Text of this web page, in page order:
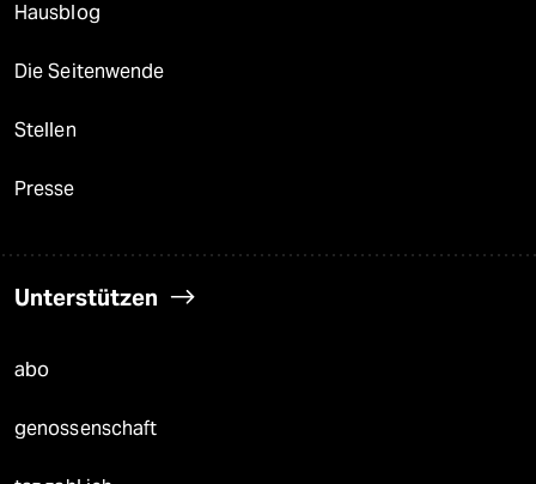
Hausblog
Die Seitenwende
Stellen
Presse
Unterstützen
abo
genossenschaft